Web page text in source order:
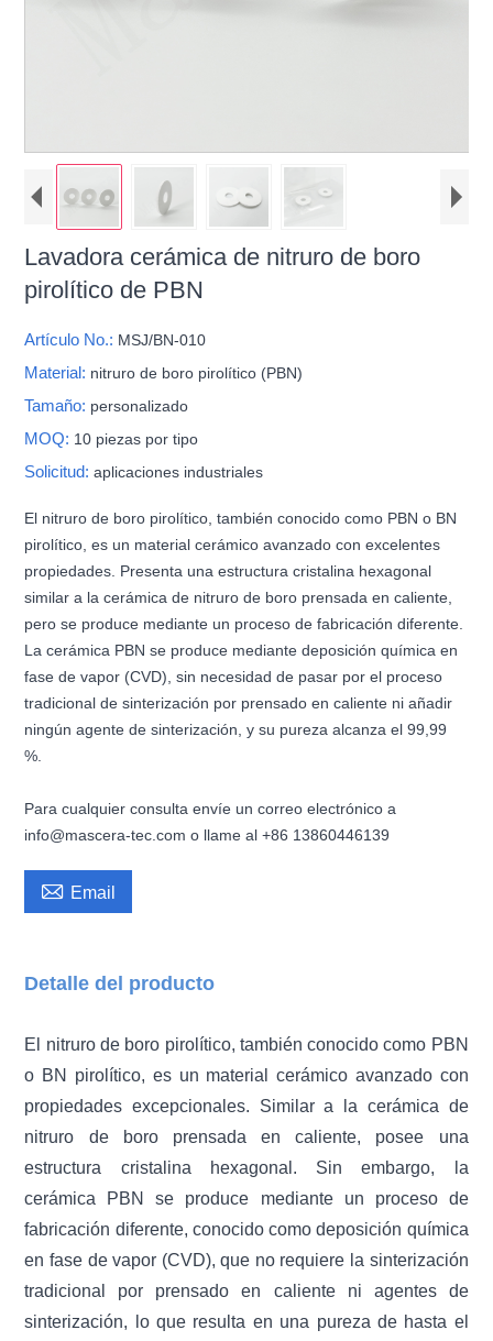
Lavadora cerámica de nitruro de boro
pirolítico de PBN
Artículo No.: MSJ/BN-010
Material: nitruro de boro pirolítico (PBN)
Tamaño: personalizado
MOQ: 10 piezas por tipo
Solicitud:aplicaciones industriales
El nitruro de boro pirolítico, también conocido como PBN o BN
pirolítico, es un material cerámico avanzado con excelentes
propiedades. Presenta una estructura cristalina hexagonal
similar a la cerámica de nitruro de boro prensada en caliente,
pero se produce mediante un proceso de fabricación diferente.
La cerámica PBN se produce mediante deposición química en
fase de vapor (CVD), sin necesidad de pasar por el proceso
tradicional de sinterización por prensado en caliente ni añadir
ningún agente de sinterización, y su pureza alcanza el 99,99
%.
Para cualquier consulta envíe un correo electrónico a
info@mascera-tec.com o llame al +86 13860446139
 Email
Detalle del producto
El nitruro de boro pirolítico, también conocido como PBN
o BN pirolítico, es un material cerámico avanzado con
propiedades excepcionales. Similar a la cerámica de
nitruro de boro prensada en caliente, posee una
estructura cristalina hexagonal. Sin embargo, la
cerámica PBN se produce mediante un proceso de
fabricación diferente, conocido como deposición química
en fase de vapor (CVD), que no requiere la sinterización
tradicional por prensado en caliente ni agentes de
sinterización, lo que resulta en una pureza de hasta el